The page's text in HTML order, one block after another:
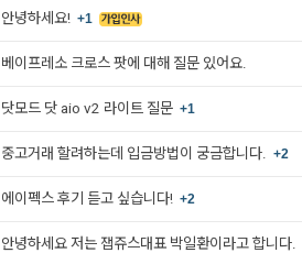
안녕하세요! +1
베이프레소 크로스 팟에 대해 질문 있어요.
닷모드 닷 aio v2 라이트 질문 +1
중고거래 할려하는데 입금방법이 궁금합니다. +2
에이펙스 후기 듣고 싶습니다! +2
안녕하세요 저는 잽쥬스대표 박일환이라고 합니다.